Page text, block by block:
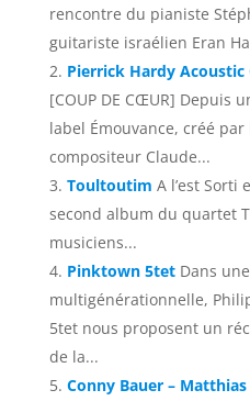
rencontre du pianiste
guitariste israélien Eran
Pierrick Hardy
[COUP DE CŒUR] Depuis
label Émouvance, créé
compositeur Claude...
Toultoutim A l’est Sorti
second album du quartet
musiciens...
Pinktown 5tet Dans
multigénérationnelle,
5tet nous proposent un
de la...
Conny Bauer –